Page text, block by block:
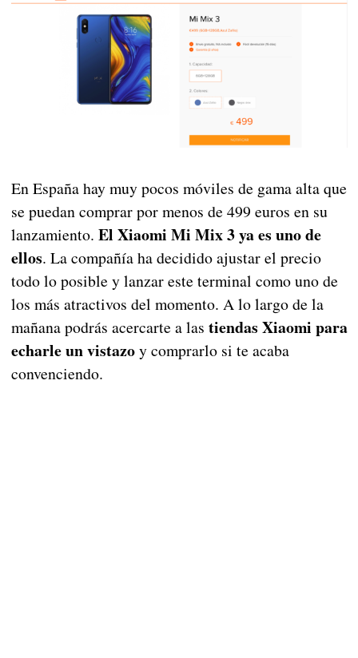
En España hay muy pocos móviles de gama alta que
se puedan comprar por menos de 499 euros en su
lanzamiento. El Xiaomi Mi Mix 3 ya es uno de
ellos. La compañía ha decidido ajustar el precio
todo lo posible y lanzar este terminal como uno de
los más atractivos del momento. A lo largo de la
mañana podrás acercarte a las tiendas Xiaomi para
echarle un vistazoy comprarlo si te acaba
convenciendo.